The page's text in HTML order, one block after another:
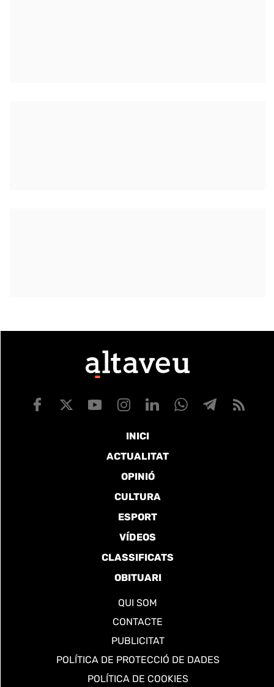
INICI
ACTUALITAT
OPINIÓ
CULTURA
ESPORT
VÍDEOS
CLASSIFICATS
OBITUARI
QUI SOM
CONTACTE
PUBLICITAT
POLÍTICA DE PROTECCIÓ DE DADES
POLÍTICA DE COOKIES